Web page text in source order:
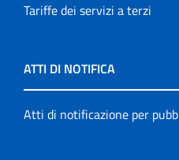
Tariffe dei servizi a terzi
ATTI DI NOTIFICA
Atti di notificazione per